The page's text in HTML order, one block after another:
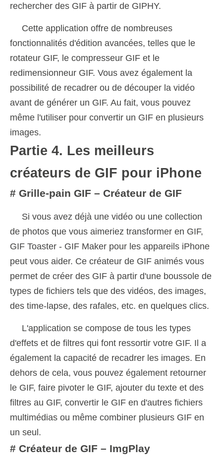
rechercher des GIF à partir de GIPHY.
Cette application offre de nombreuses
fonctionnalités d'édition avancées, telles que le
rotateur GIF, le compresseur GIF et le
redimensionneur GIF. Vous avez également la
possibilité de recadrer ou de découper la vidéo
avant de générer un GIF. Au fait, vous pouvez
même l'utiliser pour convertir un GIF en plusieurs
images.
Partie 4. Les meilleurs
créateurs de GIF pour iPhone
# Grille-pain GIF – Créateur de GIF
Si vous avez déjà une vidéo ou une collection
de photos que vous aimeriez transformer en GIF,
GIF Toaster - GIF Maker pour les appareils iPhone
peut vous aider. Ce créateur de GIF animés vous
permet de créer des GIF à partir d'une boussole de
types de fichiers tels que des vidéos, des images,
des time-lapse, des rafales, etc. en quelques clics.
L'application se compose de tous les types
d'effets et de filtres qui font ressortir votre GIF. Il a
également la capacité de recadrer les images. En
dehors de cela, vous pouvez également retourner
le GIF, faire pivoter le GIF, ajouter du texte et des
filtres au GIF, convertir le GIF en d'autres fichiers
multimédias ou même combiner plusieurs GIF en
un seul.
# Créateur de GIF – ImgPlay